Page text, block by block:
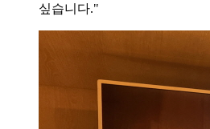
싶습니다."